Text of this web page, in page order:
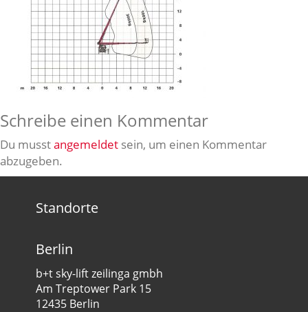
Schreibe einen Kommentar
Du musstangemeldet sein, um einen Kommentar
abzugeben.
Standorte
Berlin
b+t sky-lift zeilinga gmbh
Am Treptower Park 15
12435 Berlin